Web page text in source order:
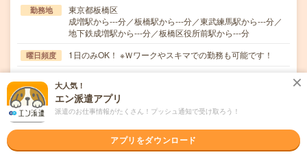
勤務地
東京都板橋区
成増駅から---分／板橋駅から---分／東武練馬駅から---分／
地下鉄成増駅から---分／板橋区役所前駅から---分
曜日頻度 1日のみOK！ ※Ｗワークやスキマでの勤務も可能です！
30～12：00・10：00～19：0…
期間
【急募】1日のみOK！ 即日スタートもOK！ ＜Ｗワーク
時給1400円 ■日払い・週払いOK！(規定あり) ■現金日
大人気！
エン派遣アプリ
派遣のお仕事情報がたくさん！プッシュ通知で受け取ろう！
アプリをダウンロード